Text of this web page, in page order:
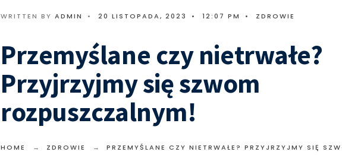
WRITTEN BY ADMIN • 20 LISTOPADA, 2023 • 12:07 PM • ZDROWIE
Przemyślane czy nietrwałe?
Przyjrzyjmy się szwom
rozpuszczalnym!
HOME ZDROWIE
PRZEMYŚLANE CZY NIETRWAŁE? PRZYJRZYJMY SIĘ